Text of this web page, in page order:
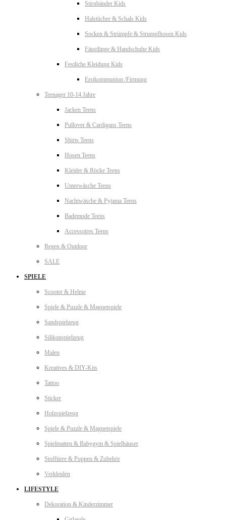
Stirnbänder Kids
Halstücher & Schals Kids
Socken & Strümpfe & Strumpfhosen Kids
Fäustlinge & Handschuhe Kids
Festliche Kleidung Kids
Erstkommunion /Firmung
Teenager 10-14 Jahre
Jacken Teens
Pullover & Cardigans Teens
Shirts Teens
Hosen Teens
Kleider & Röcke Teens
Unterwäsche Teens
Nachtwäsche & Pyjama Teens
Bademode Teens
Accessoires Teens
Regen & Outdoor
SALE
SPIELE
Scooter & Helme
Spiele & Puzzle & Magnetspiele
Sandspielzeug
Silikonspielzeug
Malen
Kreatives & DIY-Kits
Tattoo
Sticker
Holzspielzeug
Spiele & Puzzle & Magnetspiele
Spielmatten & Babygym & Spielhäuser
Stofftiere & Puppen & Zubehör
Verkleiden
LIFESTYLE
Dekoration & Kinderzimmer